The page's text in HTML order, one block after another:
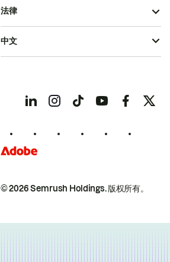
© 2026 Semrush Holdings.版权所有。
法律
中文